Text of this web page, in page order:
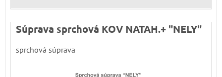
Súprava sprchová KOV NATAH.+ "NELY"
sprchová súprava